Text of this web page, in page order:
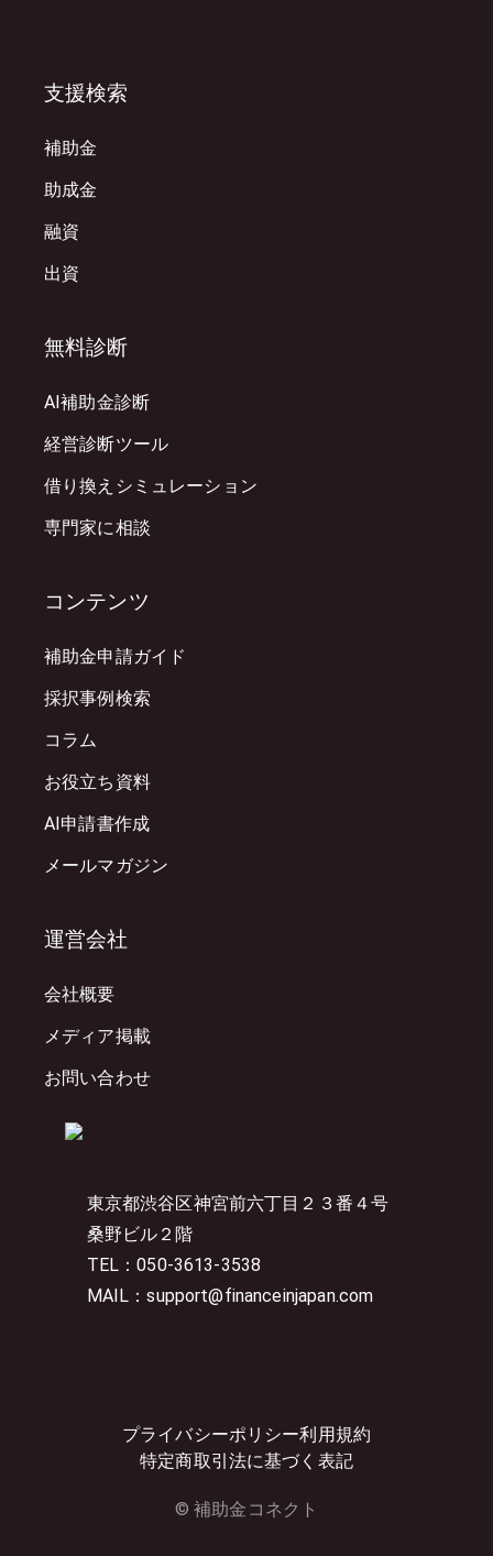
東京都渋谷区神宮前六丁目２３番４号
桑野ビル２階
TEL：050-3613-3538
MAIL：support@financeinjapan.com
プライバシーポリシー利用規約
特定商取引法に基づく表記
© 補助金コネクト
支援検索
補助金
助成金
融資
出資
無料診断
AI補助金診断
経営診断ツール
借り換えシミュレーション
専門家に相談
コンテンツ
補助金申請ガイド
採択事例検索
コラム
お役立ち資料
AI申請書作成
メールマガジン
運営会社
会社概要
メディア掲載
お問い合わせ